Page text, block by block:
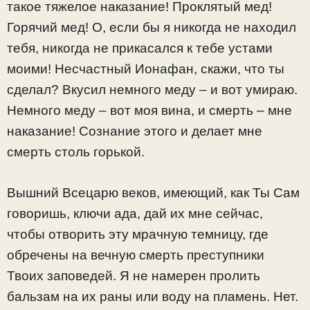
такое тяжелое наказание! Проклятый мед!
Горячий мед! О, если бы я никогда не находил
тебя, никогда не прикасался к тебе устами
моими! Несчастный Ионафан, скажи, что ты
сделал? Вкусил немного меду – и вот умираю.
Немного меду – вот моя вина, и смерть – мне
наказание! Сознание этого и делает мне
смерть столь горькой.
Вышний Всецарю веков, имеющий, как Ты Сам
говоришь, ключи ада, дай их мне сейчас,
чтобы отворить эту мрачную темницу, где
обречены на вечную смерть преступники
Твоих заповедей. Я не намерен пролить
бальзам на их раны или воду на пламень. Нет.